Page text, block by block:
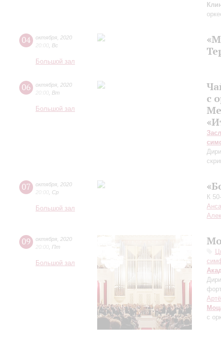
04 октября 2020
20:00 Вс
Большой зал
06 октября 2020
20:00 Вт
Большой зал
с
07 октября 2020
20:00 Ср
Большой зал
К
09 октября 2020
20:00 Пт
Большой зал
с